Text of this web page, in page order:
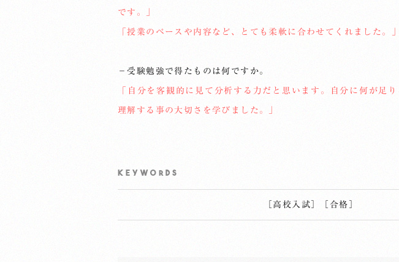
です。」
「授業のペースや内容など、とても柔軟に合わせてくれました。」
－受験勉強で得たものは何ですか。
「自分を客観的に見て分析する力だと思います。自分に何が足
理解する事の大切さを学びました。」
KEYWORDS
高校入試 合格